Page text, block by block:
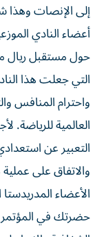
إلى الإنصات
أعضاء النادي
حول مستقبل ريال
التي جعلت هذا
واحترام المنافس
العالمية للرياضة.
التعبير عن
والاتفاق على
الأعضاء
حضرتك في